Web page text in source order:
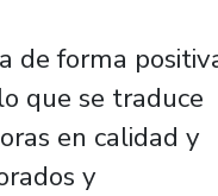
de forma
que se traduce
en calidad y
y